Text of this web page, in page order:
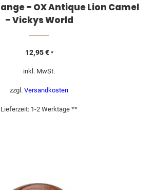
– OX Antique Lion Camel
– Vickys World
12,95€ *
inkl. MwSt.
zzgl. Versandkosten
Lieferzeit: 1-2 Werktage **